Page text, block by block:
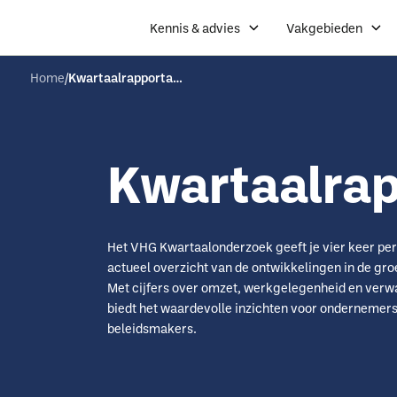
Kennis & advies Vakgebieden
Home Kwartaalrapportages
Het VHG Kwartaalonderzoek geeft je vier keer
actueel overzicht van de ontwikkelingen in de
Met cijfers over omzet, werkgelegenheid en
biedt het waardevolle inzichten voor
beleidsmakers.